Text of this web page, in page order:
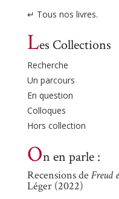
↵ Tous nos livres.
Les Collections
Recherche
Un parcours
En question
Colloques
Hors collection
On en parle :
Recensions de Freud
Léger (2022)